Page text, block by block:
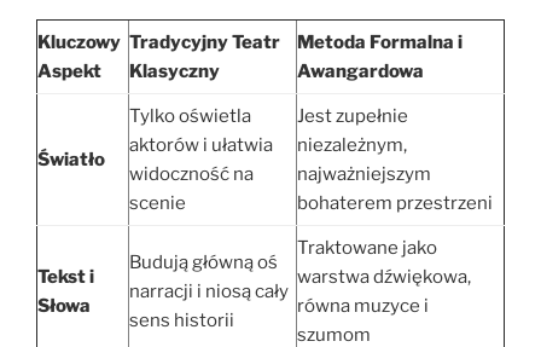
Kluczowy
Aspekt
Tradycyjny Teatr
Klasyczny
Metoda Formalna i
Awangardowa
Światło
Tylko oświetla
aktorów i ułatwia
widoczność na
scenie
Jest zupełnie
niezależnym,
najważniejszym
bohaterem przestrzeni
Tekst i
Słowa
Budują główną oś
narracji i niosą cały
sens historii
Traktowane jako
warstwa dźwiękowa,
równa muzyce i
szumom